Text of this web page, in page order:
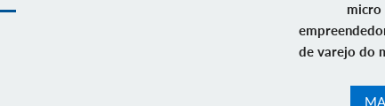
micro
de varejo do